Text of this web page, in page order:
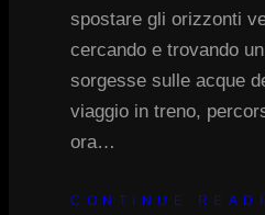
spostare gli orizzonti
cercando e trovando
sorgesse sulle acque
viaggio in treno,
ora…
CONTINUE